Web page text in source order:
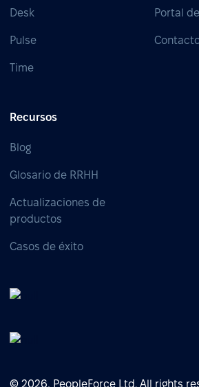
Desk
Pulse
Time
Portal
Recursos
Blog
Glosario de RRHH
Actualizaciones de
productos
Casos de éxito
© 2026, PeopleForce Ltd. All rights